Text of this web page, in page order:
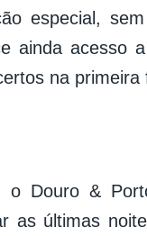
especial,
ainda acesso
na primeira
o Douro &
as últimas